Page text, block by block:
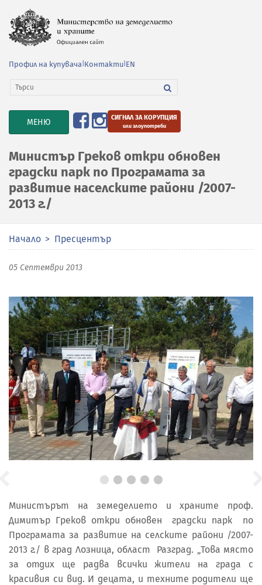
Профил на купувача Контакти EN
TOGGLE
NAVIGATION
МЕНЮ СИГНАЛ ЗА КОРУПЦИЯ
или злоупотреби
Министър Греков откри обновен
градски парк по Програмата за
развитие населските райони /2007-
2013 г./
Начало Пресцентър
05 Септември 2013
Министърът на земеделието и храните проф.
Димитър Греков откри обновен градски парк по
Програмата за развитие на селските райони /2007-
2013 г./ в град Лозница, област Разград. „Това място
за отдих ще радва всички жители на града с
красивия си вид. И децата, и техните родители ще